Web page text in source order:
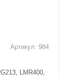
Артикул: 984
LMR400,